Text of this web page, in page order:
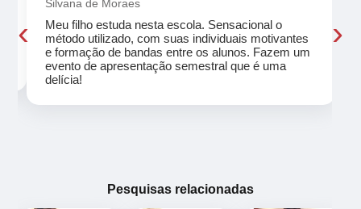
Silvana de Moraes
Meu filho estuda nesta escola. Sensacional o
método utilizado, com suas individuais motivantes
e formação de bandas entre os alunos. Fazem um
evento de apresentação semestral que é uma
delícia!
‹ ›
Pesquisas relacionadas